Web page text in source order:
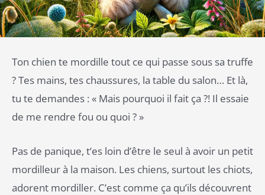
Ton chien te mordille tout ce qui passe sous sa truffe
? Tes mains, tes chaussures, la table du salon… Et là,
tu te demandes : « Mais pourquoi il fait ça ?! Il essaie
de me rendre fou ou quoi ? »
Pas de panique, t’es loin d’être le seul à avoir un petit
mordilleur à la maison. Les chiens, surtout les chiots,
adorent mordiller. C’est comme ça qu’ils découvrent